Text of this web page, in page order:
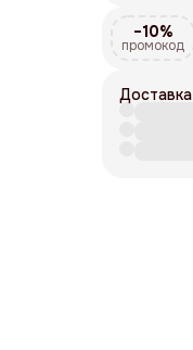
−10%
промокод
Доставка